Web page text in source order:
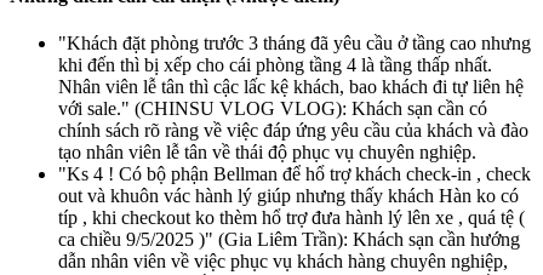
"Khách đặt phòng trước 3 tháng đã yêu cầu ở tầng cao nhưng
khi đến thì bị xếp cho cái phòng tầng 4 là tầng thấp nhất.
Nhân viên lễ tân thì cậc lấc kệ khách, bao khách đi tự liên hệ
với sale." (CHINSU VLOG VLOG): Khách sạn cần có
chính sách rõ ràng về việc đáp ứng yêu cầu của khách và đào
tạo nhân viên lễ tân về thái độ phục vụ chuyên nghiệp.
"Ks 4 ! Có bộ phận Bellman để hổ trợ khách check-in , check
out và khuôn vác hành lý giúp nhưng thấy khách Hàn ko có
típ , khi checkout ko thèm hổ trợ đưa hành lý lên xe , quá tệ (
ca chiều 9/5/2025 )" (Gia Liêm Trần): Khách sạn cần hướng
dẫn nhân viên về việc phục vụ khách hàng chuyên nghiệp,